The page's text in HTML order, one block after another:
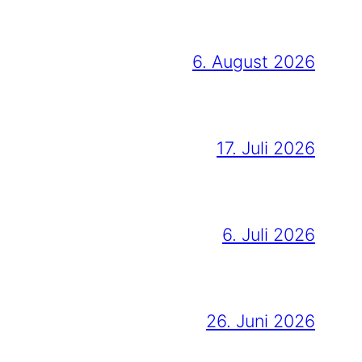
6. August 2026
17. Juli 2026
6. Juli 2026
26. Juni 2026